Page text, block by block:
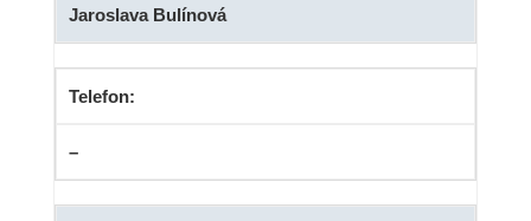
Jaroslava Bulínová
Telefon:
–